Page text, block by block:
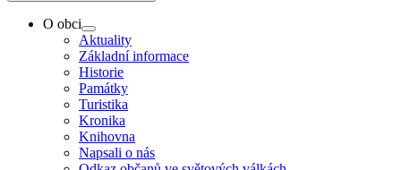
O obci
Show
sub
menu
Aktuality
Základní informace
Historie
Památky
Turistika
Kronika
Knihovna
Napsali o nás